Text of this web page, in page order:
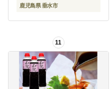
鹿児島県 垂水市
11